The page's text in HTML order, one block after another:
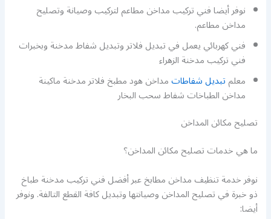
نوفر أيضا فني تركيب مداخن مطاعم لتركيب وصيانة وتصليح
مداخن مطاعم.
فني كهربائي يعمل في تبديل فلاتر وتبديل شفاط مدخنة وبخبرات
فني تركيب مدخنة الزهراء
معلمتبديل شفاطاتمداخن هود مطبخ فلاتر مدخنة ماكينة
مداخن الطباخات شفاط سحب البخار
تصليح مكائن المداخن
ما هي خدمات تصليح مكائن المداخن؟
نوفر خدمة تنظيف مداخن مطابخ عبر أفضل فني تركيب مدخنة طباخ
ذو خبرة في تصليح المداخن وصيانتها وتبديل كافة القطع التالفة. ونوفر
أيضا: